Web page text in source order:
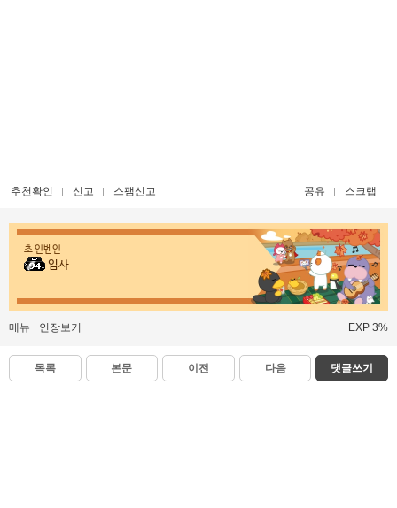
추천확인 신고 스팸신고 공유 스크랩
초 인벤인
입사
메뉴 인장보기 EXP 3%
목록 본문 이전 다음 댓글쓰기